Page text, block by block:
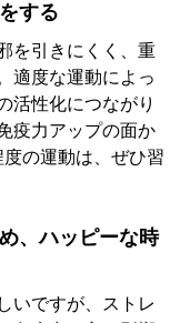
する
を引きにくく、重
適度な運動によっ
活性化につながり
疫力アップの面か
の運動は、ぜひ習
、ハッピーな時
いですが、ストレ